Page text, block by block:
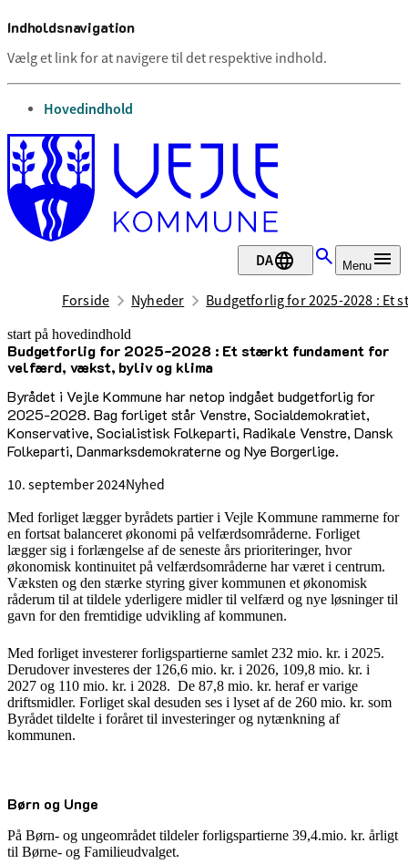
Indholdsnavigation
Vælg et link for at navigere til det respektive indhold.
gå til
Hovedindhold
DA Menu
Forside Nyheder Budgetforlig for 2025-2028 :
start på hovedindhold
Budgetforlig for 2025-2028 : Et stærkt fundament for
velfærd, vækst, byliv og klima
Byrådet i Vejle Kommune har netop indgået budgetforlig for
2025-2028. Bag forliget står Venstre, Socialdemokratiet,
Konservative, Socialistisk Folkeparti, Radikale Venstre, Dansk
Folkeparti, Danmarksdemokraterne og Nye Borgerlige.
10. september 2024Nyhed
senest opdateret 22. april 2025
Med forliget lægger byrådets partier i Vejle Kommune rammerne for
en fortsat balanceret økonomi på velfærdsområderne. Forliget
lægger sig i forlængelse af de seneste års prioriteringer, hvor
økonomisk kontinuitet på velfærdsområderne har været i centrum.
Væksten og den stærke styring giver kommunen et økonomisk
råderum til at tildele yderligere midler til velfærd og nye løsninger til
gavn for den fremtidige udvikling af kommunen.
Med forliget investerer forligspartierne samlet 232 mio. kr. i 2025.
Derudover investeres der 126,6 mio. kr. i 2026, 109,8 mio. kr. i
2027 og 110 mio. kr. i 2028. De 87,8 mio. kr. heraf er varige
driftsmidler. Forliget skal desuden ses i lyset af de 260 mio. kr. som
Byrådet tildelte i foråret til investeringer og nytænkning af
kommunen.
Børn og Unge
På Børn- og ungeområdet tildeler forligspartierne 39,4.mio. kr. årligt
til Børne- og Familieudvalget.